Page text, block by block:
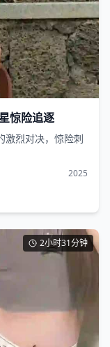
惊险追逐
激烈对决，惊险刺
2025
2小时31分钟